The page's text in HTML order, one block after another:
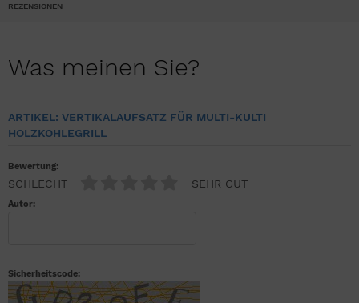
REZENSIONEN
Was meinen Sie?
ARTIKEL: VERTIKALAUFSATZ FÜR MULTI-KULTI
HOLZKOHLEGRILL
Bewertung:
SCHLECHT SEHR GUT
Autor:
Sicherheitscode: